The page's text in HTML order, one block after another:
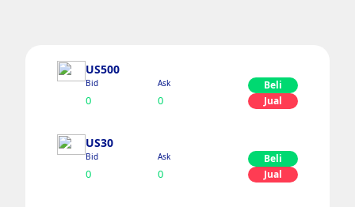
US500
Bid
0
Ask
0
Beli
Jual
US30
Bid
0
Ask
0
Beli
Jual